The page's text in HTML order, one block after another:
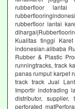
rubberfloor
rubberfloor lantai
Kualitas tinggi
indonesian.alibaba
Rubber & Plastic
runningtracks, track
panas rumput karpet
track track Jual
Importir indotrading
distributor,
perforated